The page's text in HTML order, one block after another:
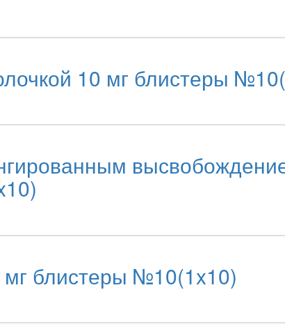
10 мг блистеры
мг блистеры №10(1x10)